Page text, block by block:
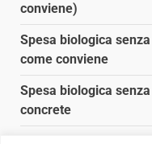
conviene)
Spesa biologica
come conviene
Spesa biologica
concrete